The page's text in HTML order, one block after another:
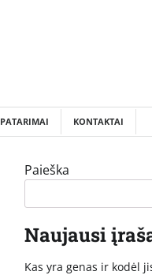
PATARIMAI KONTAKTAI
Paieška
Naujausi
Kas yra genas ir kodėl